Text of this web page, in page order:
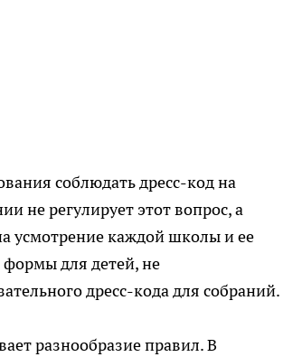
соблюдать дресс-код на
не регулирует этот вопрос, а
усмотрение каждой школы и ее
для детей, не
дресс-кода для собраний.
разнообразие правил. В